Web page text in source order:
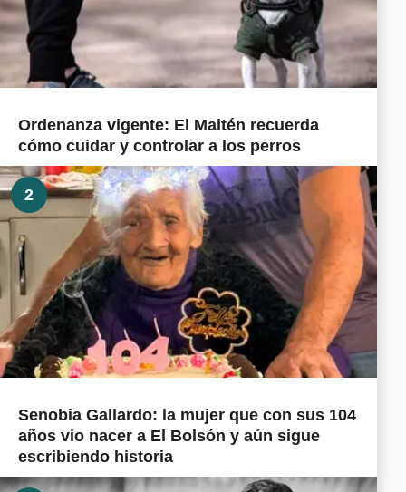
Ordenanza vigente: El Maitén recuerda
cómo cuidar y controlar a los perros
2
Senobia Gallardo: la mujer que con sus 104
años vio nacer a El Bolsón y aún sigue
escribiendo historia